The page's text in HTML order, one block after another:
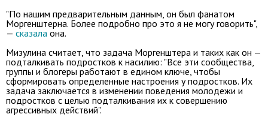
"По нашим предварительным данным, он был фанатом
Моргенштерна. Более подробно про это я не могу говорить",
— сказала она.
Мизулина считает, что задача Моргенштера и таких как он —
подталкивать подростков к насилию: "Все эти сообщества,
группы и блогеры работают в едином ключе, чтобы
сформировать определенные настроения у подростков. Их
задача заключается в изменении поведения молодежи и
подростков с целью подталкивания их к совершению
агрессивных действий".